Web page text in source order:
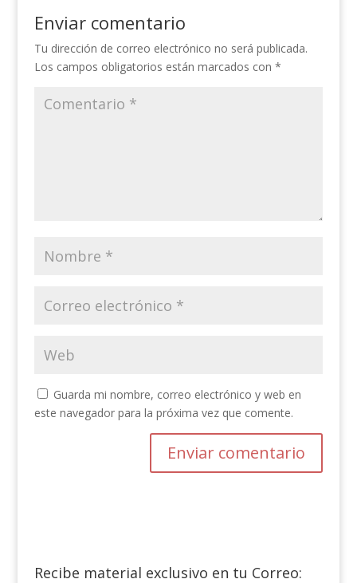
Enviar comentario
Tu dirección de correo electrónico no será publicada.
Los campos obligatorios están marcados con *
Guarda mi nombre, correo electrónico y web en
este navegador para la próxima vez que comente.
Recibe material exclusivo en tu Correo: